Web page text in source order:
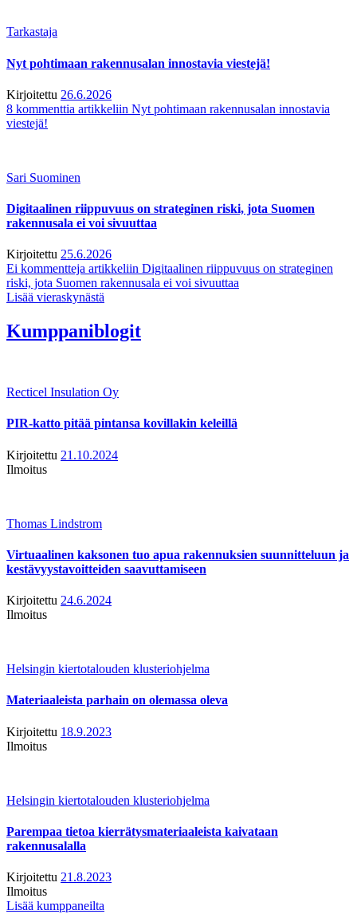
Tarkastaja
Nyt pohtimaan rakennusalan innostavia viestejä!
Kirjoitettu 26.6.2026
8 kommenttia artikkeliin Nyt pohtimaan rakennusalan innostavia
viestejä!
Sari Suominen
Digitaalinen riippuvuus on strateginen riski, jota Suomen
rakennusala ei voi sivuuttaa
Kirjoitettu 25.6.2026
Ei kommentteja artikkeliin Digitaalinen riippuvuus on strateginen
riski, jota Suomen rakennusala ei voi sivuuttaa
Lisää vieraskynästä
Kumppaniblogit
Recticel Insulation Oy
PIR-katto pitää pintansa kovillakin keleillä
Kirjoitettu 21.10.2024
Ilmoitus
Thomas Lindstrom
Virtuaalinen kaksonen tuo apua rakennuksien suunnitteluun ja
kestävyystavoitteiden saavuttamiseen
Kirjoitettu 24.6.2024
Ilmoitus
Helsingin kiertotalouden klusteriohjelma
Materiaaleista parhain on olemassa oleva
Kirjoitettu 18.9.2023
Ilmoitus
Helsingin kiertotalouden klusteriohjelma
Parempaa tietoa kierrätysmateriaaleista kaivataan
rakennusalalla
Kirjoitettu 21.8.2023
Ilmoitus
Lisää kumppaneilta